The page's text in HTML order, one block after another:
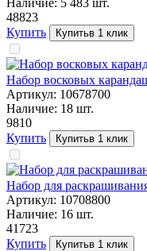
48823
Купить
Купитьв 1 клик
Набор восковых
Артикул: 10678700
Наличие: 18 шт.
9810
Купить
Купитьв 1 клик
Набор для
Артикул: 10708800
Наличие: 16 шт.
41723
Купить
Купитьв 1 клик